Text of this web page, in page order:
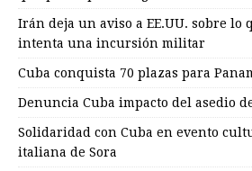
Irán deja un aviso a EE.UU. sobre lo
intenta una incursión militar
Cuba conquista 70 plazas para
Denuncia Cuba impacto del asedio
Solidaridad con Cuba en evento
italiana de Sora